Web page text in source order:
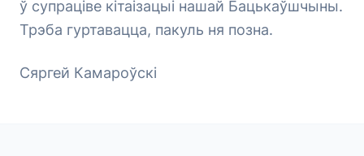
ў супраціве кітаізацыі нашай Бацькаўшчыны.
Трэба гуртавацца, пакуль ня позна.
Сяргей Камароўскі